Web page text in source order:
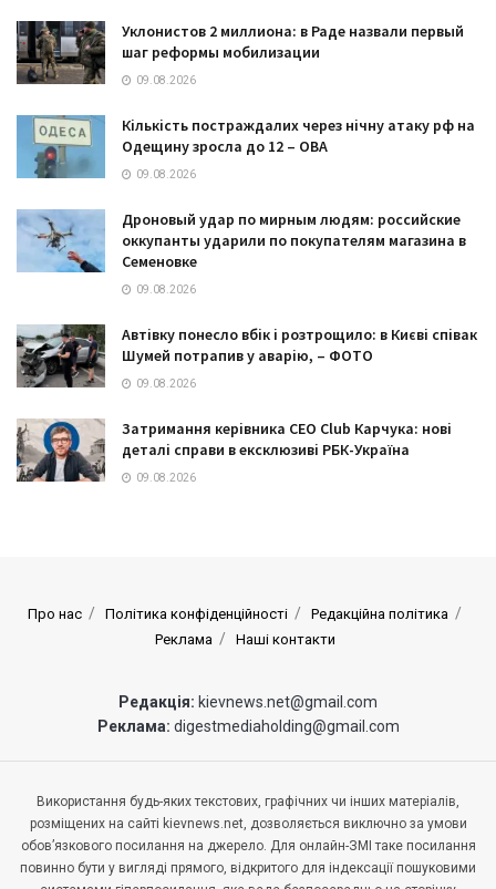
Уклонистов 2 миллиона: в Раде назвали первый
шаг реформы мобилизации
09.08.2026
Кількість постраждалих через нічну атаку рф на
Одещину зросла до 12 – ОВА
09.08.2026
Дроновый удар по мирным людям: российские
оккупанты ударили по покупателям магазина в
Семеновке
09.08.2026
Автівку понесло вбік і розтрощило: в Києві співак
Шумей потрапив у аварію, – ФОТО
09.08.2026
Затримання керівника CEO Club Карчука: нові
деталі справи в ексклюзиві РБК-Україна
09.08.2026
Про нас Політика конфіденційності
Редакційна політика
Реклама
Наші контакти
Редакція: kievnews.net@gmail.com
Реклама: digestmediaholding@gmail.com
Використання будь-яких текстових, графічних чи інших матеріалів,
розміщених на сайті kievnews.net, дозволяється виключно за умови
обов’язкового посилання на джерело. Для онлайн-ЗМІ таке посилання
повинно бути у вигляді прямого, відкритого для індексації пошуковими